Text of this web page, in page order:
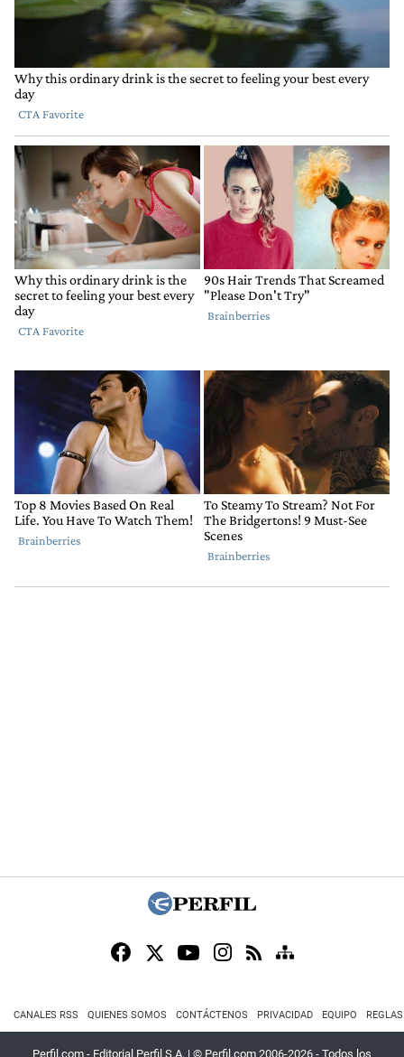
CANALES RSS QUIENES SOMOS CONTÁCTENOS PRIVACIDAD EQUIPO
Perfil.com - Editorial Perfil S.A. | © Perfil.com 2006-2026 - Todos los